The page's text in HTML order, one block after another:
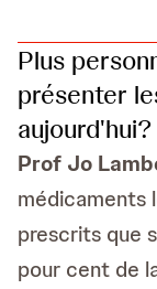
Plus
présenter
aujourd'hui?
Prof Jo
médicaments
prescrits que
pour cent de